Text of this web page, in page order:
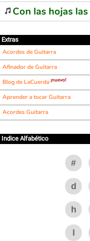
Con las hojas
Extras
Acordes de Guitarra
Afinador de Guitarra
Blog de LaCuerda ¡nuevo!
Aprender a tocar Guitarra
Acordes Guitarra
Indice Alfabético
#
d
h